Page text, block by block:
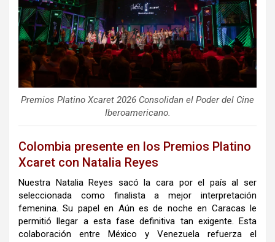
Premios Platino Xcaret 2026 Consolidan el Poder del Cine
Iberoamericano.
Colombia presente en los Premios Platino
Xcaret con Natalia Reyes
Nuestra Natalia Reyes sacó la cara por el país al ser
seleccionada como finalista a mejor interpretación
femenina. Su papel en Aún es de noche en Caracas le
permitió llegar a esta fase definitiva tan exigente. Esta
colaboración entre México y Venezuela refuerza el